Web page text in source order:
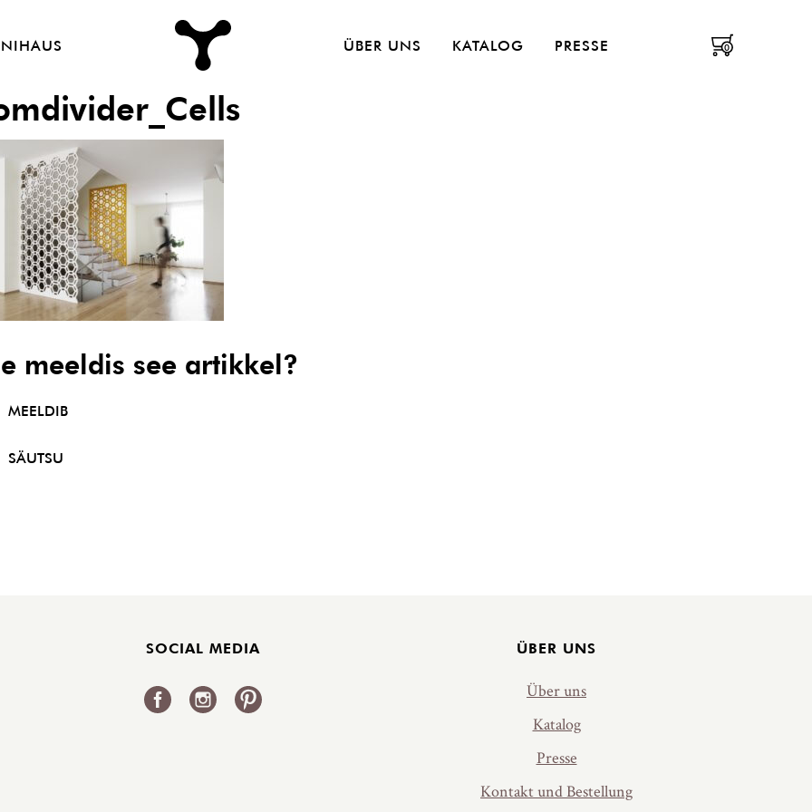
|
Jaanus
Peamenüü
ÜBER UNS KATALOG PRESSE 0
meeldis see artikkel?
MEELDIB
SÄUTSU
SOCIAL MEDIA ÜBER UNS
Über uns
Katalog
Presse
Kontakt und Bestellung